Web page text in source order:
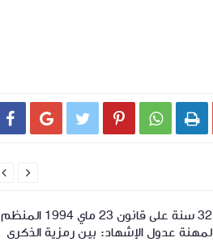
     
32 سنة على قانون 23 ماي 1994 المنظم
لمهنة عدول الإشهاد: بين رمزية الذكرى

